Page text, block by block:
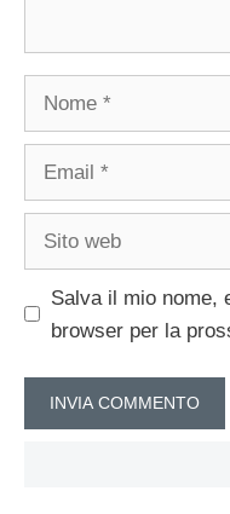
Salva il mio nome,
browser per la